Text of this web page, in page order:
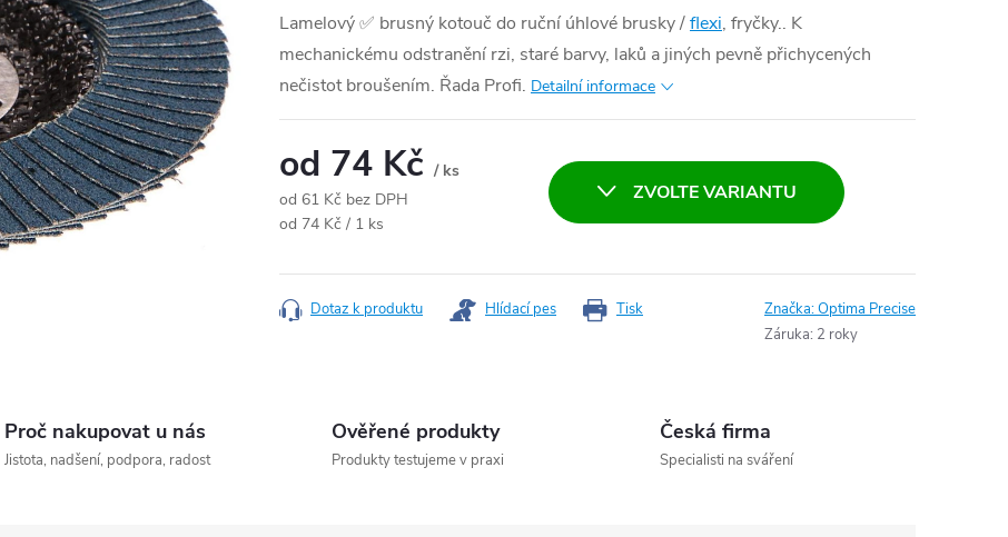
Lamelový ✅ brusný kotouč do ruční úhlové brusky /flexi, fryčky.. K
mechanickému odstranění rzi, staré barvy, laků a jiných pevně přichycených
nečistot broušením. Řada Profi. Detailní informace
od 74 Kč / ks
od 61 Kč bez DPH
Měrná cena:
od 74 Kč / 1 ks
ZVOLTE VARIANTU
Tisk
Dotaz k produktu Hlídací pes Značka:Optima Precise
Záruka: 2 roky
Proč nakupovat u nás
Jistota, nadšení, podpora, radost
Ověřené produkty
Produkty testujeme v praxi
Česká firma
Specialisti na sváření